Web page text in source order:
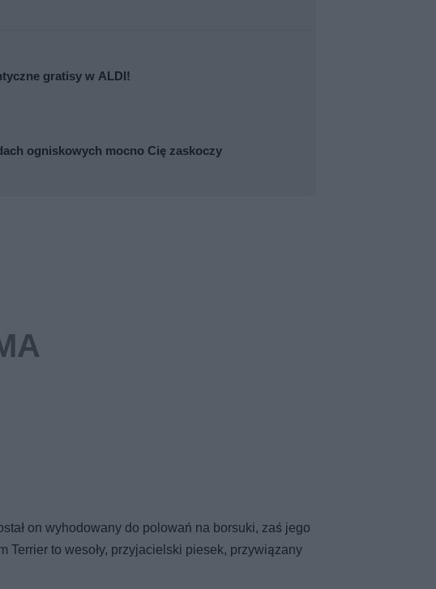
gratisy w ALDI!
ogniskowych mocno Cię zaskoczy
on wyhodowany do polowań na borsuki, zaś jego
Terrier to wesoły, przyjacielski piesek, przywiązany